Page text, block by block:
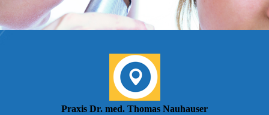
Praxis Dr. med. Thomas Nauhauser